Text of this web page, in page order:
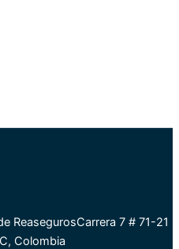
ReasegurosCarrera 7 # 71-21
Colombia